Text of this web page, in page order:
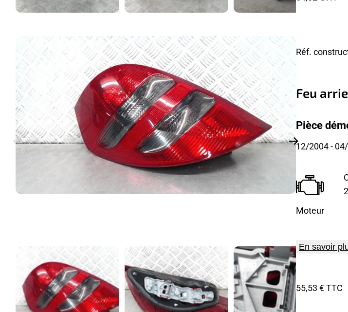
Réf.
Feu
Pièce
12/2004-
Moteur
En savoir
55,53 € TTC